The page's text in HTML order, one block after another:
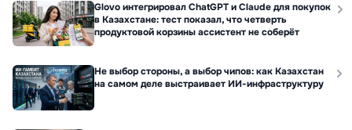
Glovo интегрировал ChatGPT и Claude для покупок
в Казахстане: тест показал, что четверть
продуктовой корзины ассистент не соберёт
Не выбор стороны, а выбор чипов: как Казахстан
на самом деле выстраивает ИИ-инфраструктуру